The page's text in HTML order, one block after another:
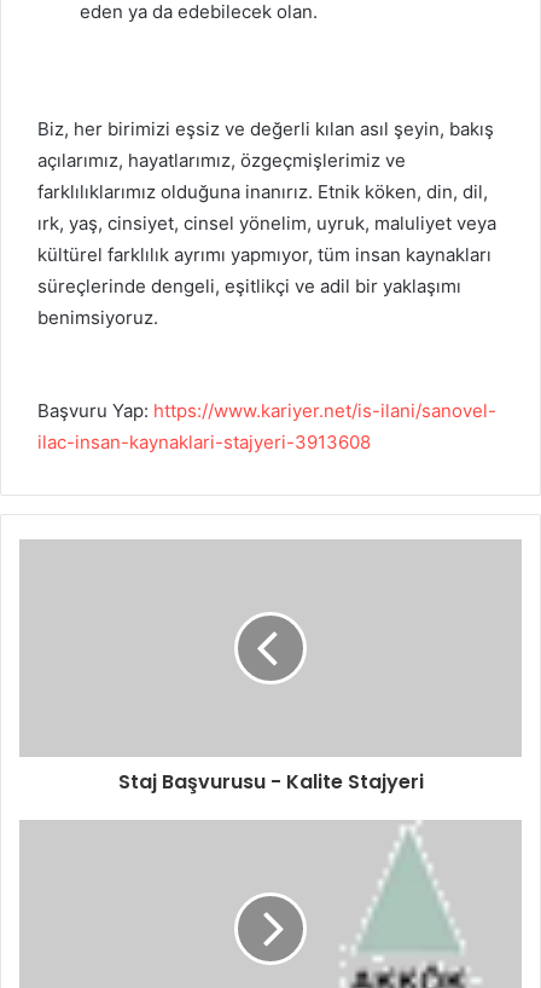
eden ya da edebilecek olan.
Biz, her birimizi eşsiz ve değerli kılan asıl şeyin, bakış
açılarımız, hayatlarımız, özgeçmişlerimiz ve
farklılıklarımız olduğuna inanırız. Etnik köken, din, dil,
ırk, yaş, cinsiyet, cinsel yönelim, uyruk, maluliyet veya
kültürel farklılık ayrımı yapmıyor, tüm insan kaynakları
süreçlerinde dengeli, eşitlikçi ve adil bir yaklaşımı
benimsiyoruz.
Başvuru Yap: https://www.kariyer.net/is-ilani/sanovel-
ilac-insan-kaynaklari-stajyeri-3913608
Staj Başvurusu - Kalite Stajyeri